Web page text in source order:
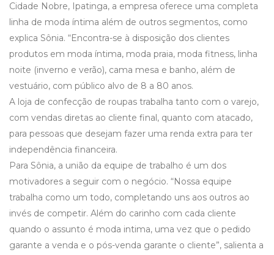
Cidade Nobre, Ipatinga, a empresa oferece uma completa
linha de moda íntima além de outros segmentos, como
explica Sônia. “Encontra-se à disposição dos clientes
produtos em moda íntima, moda praia, moda fitness, linha
noite (inverno e verão), cama mesa e banho, além de
vestuário, com público alvo de 8 a 80 anos.
A loja de confecção de roupas trabalha tanto com o varejo,
com vendas diretas ao cliente final, quanto com atacado,
para pessoas que desejam fazer uma renda extra para ter
independência financeira.
Para Sônia, a união da equipe de trabalho é um dos
motivadores a seguir com o negócio. “Nossa equipe
trabalha como um todo, completando uns aos outros ao
invés de competir. Além do carinho com cada cliente
quando o assunto é moda intima, uma vez que o pedido
garante a venda e o pós-venda garante o cliente”, salienta a